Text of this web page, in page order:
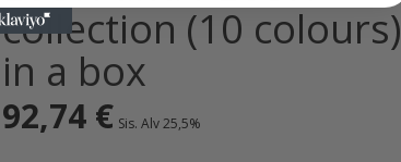
collection (10 colours)
in a box
92,74 € Sis. Alv 25,5%